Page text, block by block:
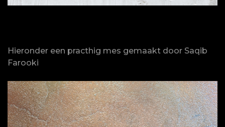
Hieronder een practhig mes gemaakt door Saqib
Farooki